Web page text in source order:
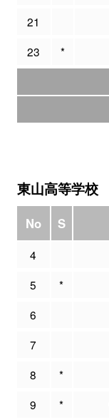
21
23
*
東山高等学校
No S
4
5
*
6
7
8
*
9
*